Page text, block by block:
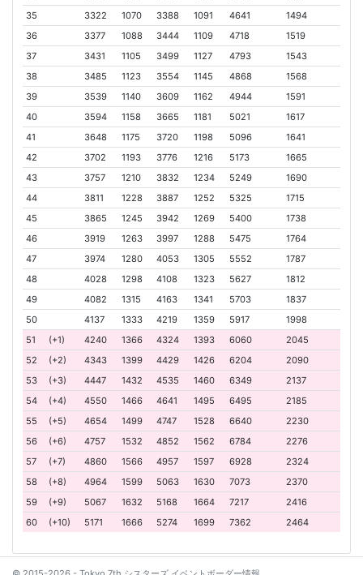
35
3322 1070 3388 1091 4641
1494
36
3377 1088 3444 1109 4718
1519
37
3431 1105 3499 1127 4793
1543
38
3485 1123 3554 1145 4868
1568
39
3539 1140 3609 1162 4944
1591
40
3594 1158 3665 1181 5021
1617
41
3648 1175 3720 1198 5096
1641
42
3702 1193 3776 1216 5173
1665
43
3757 1210 3832 1234 5249
1690
44
3811 1228 3887 1252 5325
1715
45
3865 1245 3942 1269 5400
1738
46
3919 1263 3997 1288 5475
1764
47
3974 1280 4053 1305 5552
1787
48
4028 1298 4108 1323 5627
1812
49
4082 1315 4163 1341 5703
1837
50
4137 1333 4219 1359 5917
1998
51
(+1) 4240 1366 4324 1393 6060
2045
52
(+2) 4343 1399 4429 1426 6204
2090
53
(+3) 4447 1432 4535 1460 6349
2137
54
(+4) 4550 1466 4641 1495 6495
2185
55
(+5) 4654 1499 4747 1528 6640
2230
56
(+6) 4757 1532 4852 1562 6784
2276
57
(+7) 4860 1566 4957 1597 6928
2324
58
(+8) 4964 1599 5063 1630 7073
2370
59
(+9) 5067 1632 5168 1664 7217
2416
60
(+10) 5171 1666 5274 1699 7362 2464